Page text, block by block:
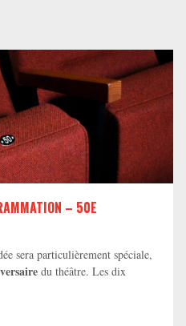
– 50E
sera particulièrement spéciale,
du théâtre. Les dix